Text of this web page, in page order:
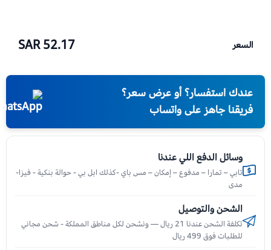
السعر 52.17 SAR
عندك استفسار؟ أو عرض سعر؟
فريقنا جاهز على واتساب
وسائل الدفع اللي عندنا
تابي – تمارا – مدفوع – إمكان – مس باي -كذلك ابل بي - حوالة بنكية - فيزا-
مدى
الشحن والتوصيل
تكلفة الشحن عندنا 21 ريال — ونشحن لكل مناطق المملكة - شحن مجاني
للطلبات فوق 499 ريال